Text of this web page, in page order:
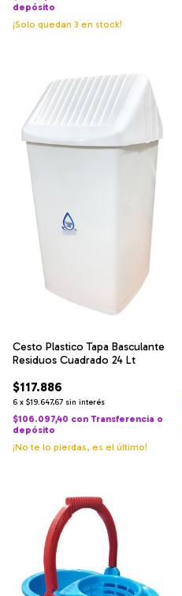
depósito
¡Solo quedan 3 en stock!
Cesto Plastico Tapa Basculante
Residuos Cuadrado 24 Lt
$117.886
6 x $19.647,67 sin interés
$106.097,40 con Transferencia o
depósito
¡No te lo pierdas, es el último!